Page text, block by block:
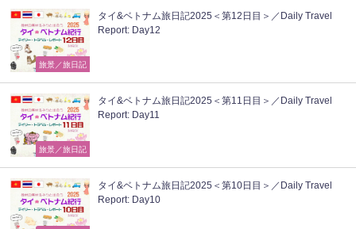
旅景／旅日記
タイ&ベトナム旅日記2025＜第12日目＞／Daily Travel
Report: Day12
旅景／旅日記
タイ&ベトナム旅日記2025＜第11日目＞／Daily Travel
Report: Day11
タイ&ベトナム旅日記2025＜第10日目＞／Daily Travel
Report: Day10